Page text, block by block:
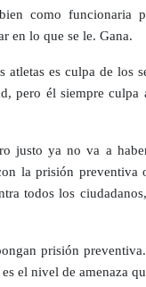
como funcionaria
en lo que se le. Gana.
atletas es culpa de los
pero él siempre culpa
justo ya no va a
la prisión preventiva
todos los
prisión
el nivel de amenaza